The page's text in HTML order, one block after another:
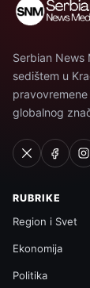
Serbian News
sedištem u
globalnog
RUBRIKE
Region i Svet
Ekonomija
Politika